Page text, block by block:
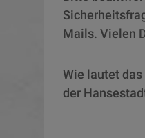
Mails. Vielen
Wie lautet
der